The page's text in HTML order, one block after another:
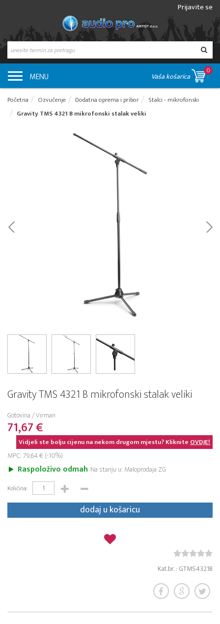
Prijavite se
MENU Vaša košarica
0
Početna Ozvučenje Dodatna oprema i pribor
Stalci - mikrofonski
Gravity TMS 4321 B mikrofonski stalak veliki
Gravity TMS 4321 B mikrofonski stalak veliki
Gotovina / Virman
71,67 €
Vidjeli ste bolju cijenu na nekom drugom mjestu? KlikniteOVDJE!
MPC: 79,64 € (-10%)
Raspoloživo odmah Na stanju u: Maloprodaja ZG
Količina:
dodaj u košaricu
Kat.br. : GTMS4321B